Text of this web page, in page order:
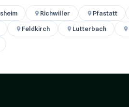
Richwiller Pfastatt
Feldkirch Lutterbach